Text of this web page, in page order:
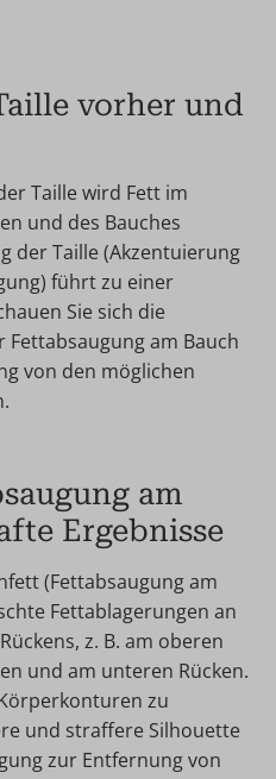
vorher und
Taille wird Fett im
und des Bauches
der Taille (Akzentuierung
führt zu einer
Sie sich die
am Bauch
von den möglichen
am
Ergebnisse
(Fettabsaugung am
Fettablagerungen an
z. B. am oberen
und am unteren Rücken.
zu
und straffere Silhouette
zur Entfernung von